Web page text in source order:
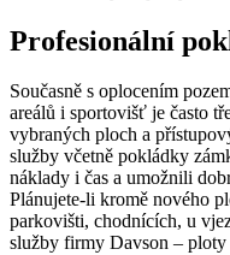
Profesionální
Současně s oplocením
areálů i sportovišť je často
vybraných ploch a
služby včetně pokládky
náklady i čas a umožnili
Plánujete-li kromě nového
parkovišti, chodnících, u
služby firmy Davson – ploty